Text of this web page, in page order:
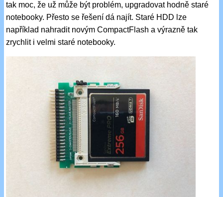
tak moc, že už může být problém, upgradovat hodně staré
notebooky. Přesto se řešení dá najít. Staré HDD lze
například nahradit novým CompactFlash a výrazně tak
zrychlit i velmi staré notebooky.